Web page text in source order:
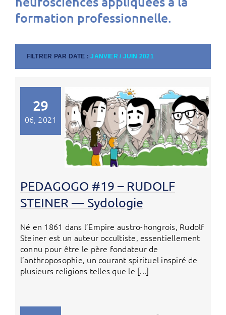
formation professionnelle.
FILTRER PAR DATE :JANVIER / JUIN 2021
29
06, 2021
PEDAGOGO #19 – RUDOLF
STEINER — Sydologie
Né en 1861 dans l’Empire austro-hongrois, Rudolf
Steiner est un auteur occultiste, essentiellement
connu pour être le père fondateur de
l’anthroposophie, un courant spirituel inspiré de
plusieurs religions telles que le [...]